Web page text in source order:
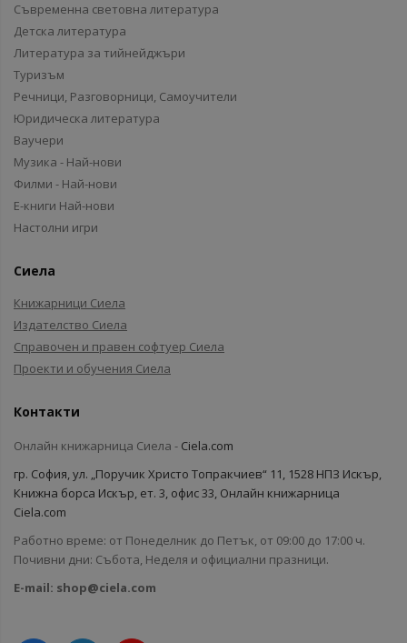
Съвременна световна литература
Детска литература
Литература за тийнейджъри
Туризъм
Речници, Разговорници, Самоучители
Юридическа литература
Ваучери
Музика - Най-нови
Филми - Най-нови
Е-книги Най-нови
Настолни игри
Сиела
Книжарници Сиела
Издателство Сиела
Справочен и правен софтуер Сиела
Проекти и обучения Сиела
Контакти
Онлайн книжарница Сиела - Ciela.com
гр. София, ул. „Поручик Христо Топракчиев“ 11, 1528 НПЗ Искър,
Книжна борса Искър, ет. 3, офис 33, Онлайн книжарница
Ciela.com
Работно време: от Понеделник до Петък, от 09:00 до 17:00 ч.
Почивни дни: Събота, Неделя и официални празници.
E-mail: shop@ciela.com